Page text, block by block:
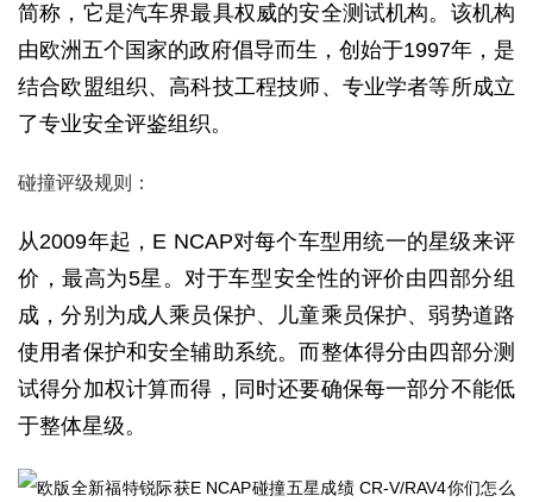
简称，它是汽车界最具权威的安全测试机构。该机构
由欧洲五个国家的政府倡导而生，创始于1997年，是
结合欧盟组织、高科技工程技师、专业学者等所成立
了专业安全评鉴组织。
碰撞评级规则：
从2009年起，E NCAP对每个车型用统一的星级来评
价，最高为5星。对于车型安全性的评价由四部分组
成，分别为成人乘员保护、儿童乘员保护、弱势道路
使用者保护和安全辅助系统。而整体得分由四部分测
试得分加权计算而得，同时还要确保每一部分不能低
于整体星级。